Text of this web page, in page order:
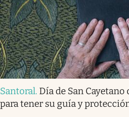
Santoral. Día de San
para tener su guía y